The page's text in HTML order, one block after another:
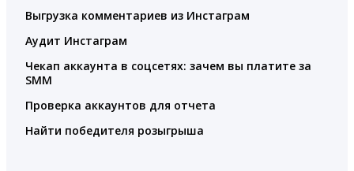
Выгрузка комментариев из Инстаграм
Аудит Инстаграм
Чекап аккаунта в соцсетях: зачем вы платите за
SMM
Проверка аккаунтов для отчета
Найти победителя розыгрыша